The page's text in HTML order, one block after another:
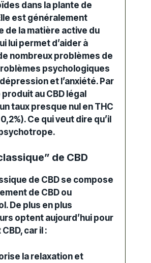
dans la plante de
est généralement
de la matière active du
lui permet d’aider à
nombreux problèmes de
psychologiques
et l’anxiété. Par
au CBD légal
taux presque nul en THC
Ce qui veut dire qu’il
de CBD
de CBD se compose
de CBD ou
De plus en plus
optent aujourd’hui pour
car il :
la relaxation et